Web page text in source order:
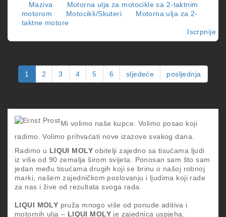
Maziva
Motorna ulja za motocikle sa 2-taktnim
motorom
Motocikli/Skuteri
Motorna ulja za 2-
taktne motore
Iscrpnije
1 2 3 4 5 6 sljedeće posljednja
Mi volimo naše kupce. Volimo posao koji
radimo. Volimo prihvaćati nove izazove svakog dana.
Radimo u LIQUI MOLYobitelji zajedno sa tisućama ljudi
iz više od 90 zemalja širom svijeta. Ponosan sam što sam
jedan među tisućama drugih koji se brinu o našoj robnoj
marki, našem zajedničkom poslovanju i ljudima koji rade
za nas i žive od rezultata svoga rada.
LIQUI MOLY pruža mnogo više od ponude aditiva i
motornih ulja – LIQUI MOLY je zajednica uspjeha,